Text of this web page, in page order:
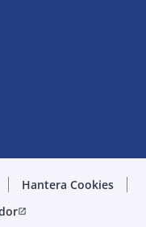
Hantera Cookies
open_in_new